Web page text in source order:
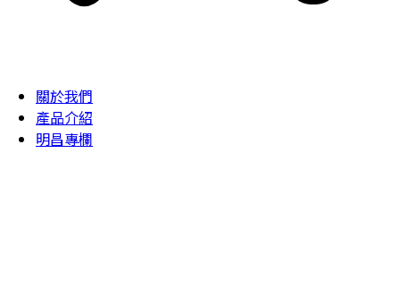
關於我們
產品介紹
明昌專欄